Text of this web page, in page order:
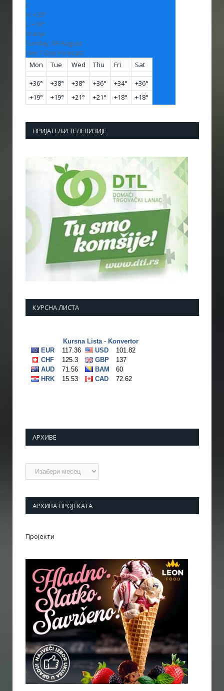
C
H: +33°
L: +19°
Vranje
Sunday, 09 August
See 7-Day Forecast
Mon
Tue Wed Thu Fri Sat
+36° +38° +38° +36° +34° +36°
+19° +19° +21° +21° +18° +18°
ПРИЈАТЕЉИ ТЕЛЕВИЗИЈЕ
КУРСНА ЛИСТА
АРХИВЕ
Архиве
АРХИВА ПРОЈЕКАТА
Пројекти